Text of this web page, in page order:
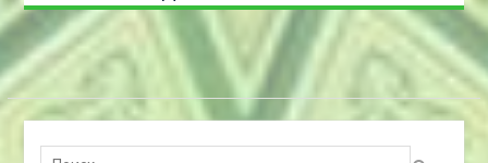
Поиск: